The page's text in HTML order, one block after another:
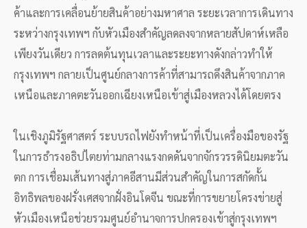
ค้าและการเคลื่อนย้ายสินค้าอย่างมหาศาล ระยะเวลาการเดินทาง
ระหว่างกรุงเทพฯ กับหัวเมืองสำคัญลดลงจากหลายสัปดาห์เหลือ
เพียงวันเดียว การลดต้นทุนเวลาและระยะทางดังกล่าวทำให้
กรุงเทพฯ กลายเป็นศูนย์กลางการค้าที่สามารถดึงสินค้าจากภาค
เหนือและภาคตะวันออกเฉียงเหนือเข้าสู่เมืองหลวงได้โดยตรง
ในเชิงภูมิรัฐศาสตร์ ระบบรถไฟยังทำหน้าที่เป็นเครื่องมือของรัฐ
ในการธำรงอธิปไตยท่ามกลางแรงกดดันจากจักรวรรดินิยมตะวัน
ตก การเชื่อมเส้นทางสู่ภาคอีสานมีส่วนสำคัญในการสกัดกั้น
อิทธิพลของฝรั่งเศสจากฝั่งอินโดจีน ขณะที่การขยายโครงข่ายสู่
หัวเมืองเหนือช่วยรวมศูนย์อำนาจการปกครองเข้าสู่กรุงเทพฯ